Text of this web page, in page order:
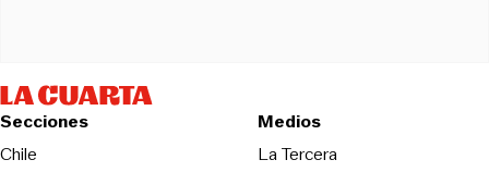
Secciones
Chile
Medios
La Tercera